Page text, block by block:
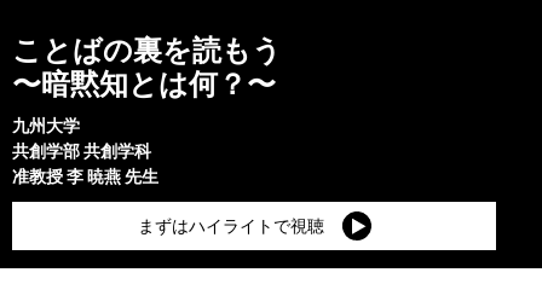
ことばの裏を読もう
〜暗黙知とは何？〜
九州大学
共創学部共創学科
准教授李 暁燕先生
まずはハイライトで視聴